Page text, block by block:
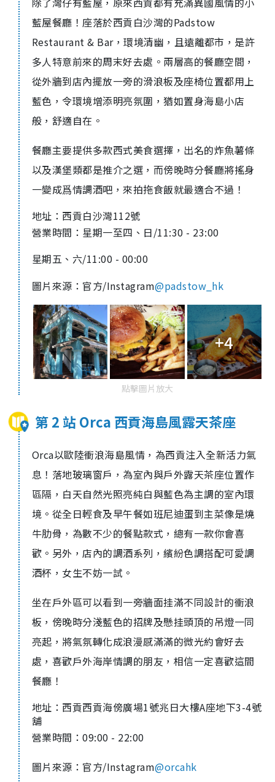
藍屋餐廳！座落於西貢白沙灣的Padstow
Restaurant & Bar，環境清幽，且遠離都市，是許
多人特意前來的周末好去處。兩層高的餐廳空間，
從外牆到店內擺放一旁的滑浪板及座椅位置都用上
藍色，令環境增添明亮氛圍，猶如置身海島小店
般，舒適自在。
餐廳主要提供多款西式美食選擇，出名的炸魚薯條
以及漢堡類都是推介之選，而傍晚時分餐廳將搖身
一變成爲情調酒吧，來拍拖食飯就最適合不過！
地址： 西貢白沙灣112號
營業時間：星期一至四、日/11:30 - 23:00
星期五、六/11:00 - 00:00
圖片來源：官方/Instagram@padstow_hk
+4
點擊圖片放大
第 2 站 Orca 西貢海島風露天茶座
Orca以歐陸衝浪海島風情，為西貢注入全新活力氣
息！落地玻璃窗戶，為室內與戶外露天茶座位置作
區隔，白天自然光照亮純白與藍色為主調的室內環
境。從全日輕食及早午餐如班尼迪蛋到主菜像是燒
牛肋骨，為數不少的餐點款式，總有一款你會喜
歡。另外，店內的調酒系列，繽紛色調搭配可愛調
酒杯，女生不妨一試。
坐在戶外區可以看到一旁牆面挂滿不同設計的衝浪
板，傍晚時分淺藍色的招牌及懸挂頭頂的吊燈一同
亮起，將氣氛轉化成浪漫感滿滿的微光約會好去
處，喜歡戶外海岸情調的朋友，相信一定喜歡這間
餐廳！
地址： 西貢西貢海傍廣場1號兆日大樓A座地下3-4號
舖
營業時間：09:00 - 22:00
圖片來源：官方/Instagram@orcahk